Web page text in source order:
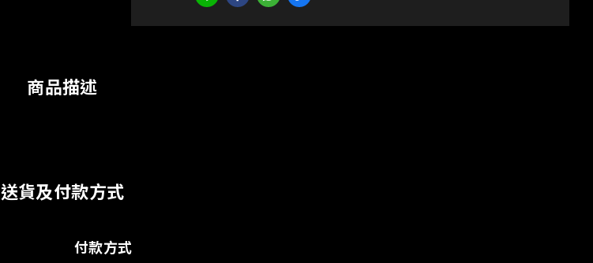
商品描述
送貨及付款方式
付款方式